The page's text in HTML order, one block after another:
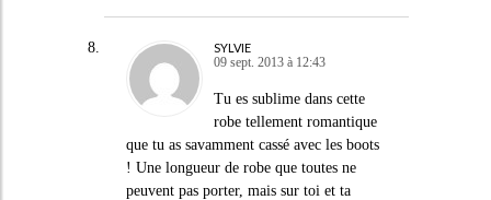
SYLVIE
09 sept. 2013 à 12:43
Tu es sublime dans cette
robe tellement romantique
que tu as savamment cassé avec les boots
! Une longueur de robe que toutes ne
peuvent pas porter, mais sur toi et ta